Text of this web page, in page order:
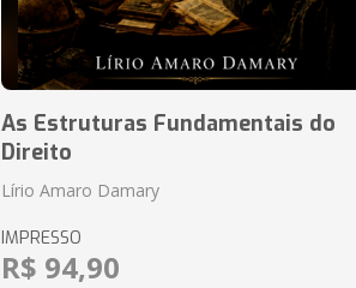
As Estruturas Fundamentais do
Direito
Lírio Amaro Damary
IMPRESSO
R$ 94,90